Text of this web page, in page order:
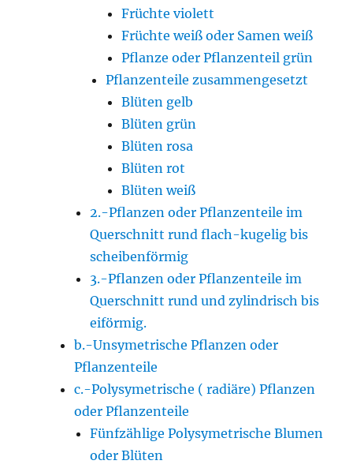
Früchte violett
Früchte weiß oder Samen weiß
Pflanze oder Pflanzenteil grün
Pflanzenteile zusammengesetzt
Blüten gelb
Blüten grün
Blüten rosa
Blüten rot
Blüten weiß
2.-Pflanzen oder Pflanzenteile im
Querschnitt rund flach-kugelig bis
scheibenförmig
3.-Pflanzen oder Pflanzenteile im
Querschnitt rund und zylindrisch bis
eiförmig.
b.-Unsymetrische Pflanzen oder
Pflanzenteile
c.-Polysymetrische ( radiäre) Pflanzen
oder Pflanzenteile
Fünfzählige Polysymetrische Blumen
oder Blüten